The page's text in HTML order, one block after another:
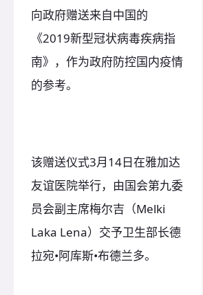
向政府赠送来自中国的
《2019新型冠状病毒疾病指
南》，作为政府防控国内疫情
的参考。
该赠送仪式3月14日在雅加达
友谊医院举行，由国会第九委
员会副主席梅尔吉（Melki
Laka Lena）交予卫生部长德
拉宛•阿库斯•布德兰多。